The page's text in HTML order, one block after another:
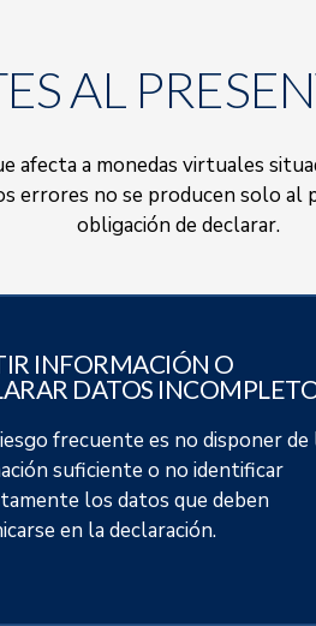
AL
afecta a monedas virtuales
errores no se producen solo
obligación de declarar.
INFORMACIÓN O
DATOS
frecuente es no disponer de
suficiente o no identificar
los datos que deben
en la declaración.